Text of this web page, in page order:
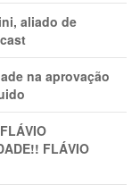
aliado de
na aprovação
FLÁVIO